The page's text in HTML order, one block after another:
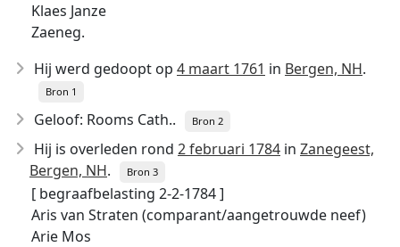
Klaes Janze
Zaeneg.
Hij werd gedoopt op 4 maart 1761 in Bergen, NH.
Bron 1
Geloof: Rooms Cath.. Bron 2
Hij is overleden rond 2 februari 1784 in Zanegeest,
Bergen, NH. Bron 3
[ begraafbelasting 2-2-1784 ]
Aris van Straten (comparant/aangetrouwde neef)
Arie Mos